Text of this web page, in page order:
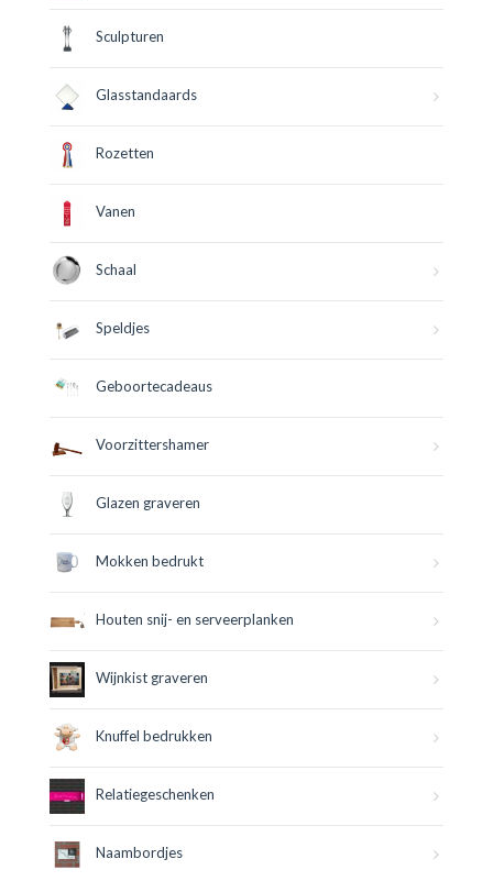
Sculpturen
Glasstandaards
Rozetten
Vanen
Schaal
Speldjes
Geboortecadeaus
Voorzittershamer
Glazen graveren
Mokken bedrukt
Houten snij- en serveerplanken
Wijnkist graveren
Knuffel bedrukken
Relatiegeschenken
Naambordjes